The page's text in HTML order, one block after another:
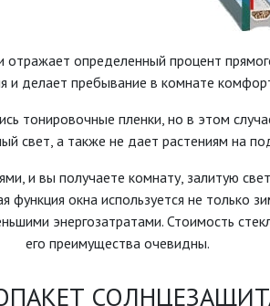
отражает определенный процент
и делает пребывание в комнате
тонировочные пленки, но в этом
свет, а также не дает растениям на
и вы получаете комнату, залитую
окна используется не только
энергозатратами. Стоимость
его преимущества очевидны.